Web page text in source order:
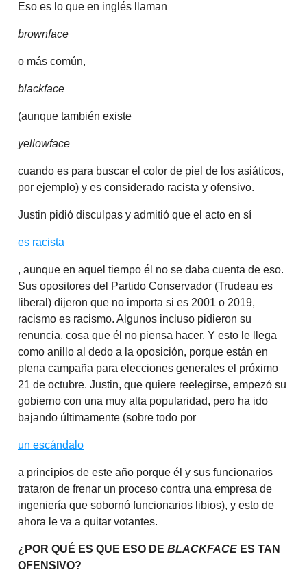
Eso es lo que en inglés llaman
brownface
o más común,
blackface
(aunque también existe
yellowface
cuando es para buscar el color de piel de los asiáticos,
por ejemplo) y es considerado racista y ofensivo.
Justin pidió disculpas y admitió que el acto en sí
es racista
, aunque en aquel tiempo él no se daba cuenta de eso.
Sus opositores del Partido Conservador (Trudeau es
liberal) dijeron que no importa si es 2001 o 2019,
racismo es racismo. Algunos incluso pidieron su
renuncia, cosa que él no piensa hacer. Y esto le llega
como anillo al dedo a la oposición, porque están en
plena campaña para elecciones generales el próximo
21 de octubre. Justin, que quiere reelegirse, empezó su
gobierno con una muy alta popularidad, pero ha ido
bajando últimamente (sobre todo por
un escándalo
a principios de este año porque él y sus funcionarios
trataron de frenar un proceso contra una empresa de
ingeniería que sobornó funcionarios libios), y esto de
ahora le va a quitar votantes.
¿POR QUÉ ES QUE ESO DE BLACKFACE ES TAN
OFENSIVO?